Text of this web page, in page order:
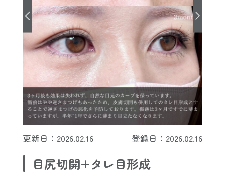
更新日：2026.02.16 登録日：2026.02.16
目尻切開+タレ目形成